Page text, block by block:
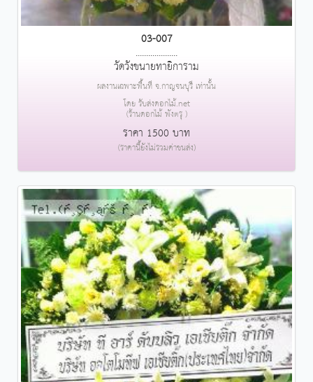
03-007
....................
วัดวังขนายทายิการาม
ผลงานเฉพาะพื้นที่ จ.กาญจนบุรี เท่านั้น
โดย รับส่งดอกไม้.net
(ร้านดอกไม้ พังตรุ )
ราคา 1500 บาท
(ราคานี้ยังไม่รวมค่าขนส่ง)